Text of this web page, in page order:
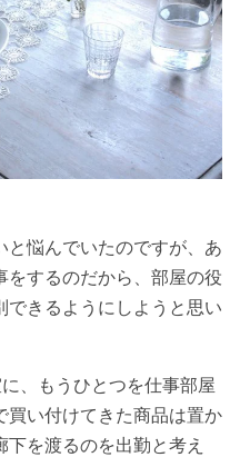
と悩んでいたのですが、あ
をするのだから、部屋の役
きるようにしようと思い
、もうひとつを仕事部屋
買い付けてきた商品は置か
を渡るのを出勤と考え